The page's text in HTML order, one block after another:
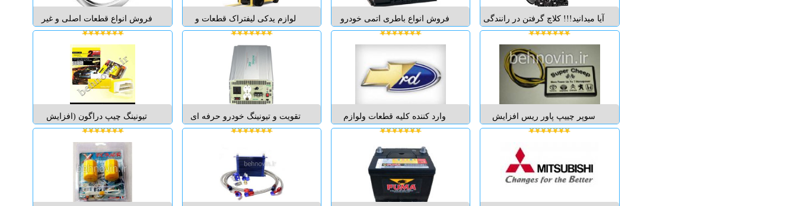
آیا میدانید!!! کلاچ گرفتن در رانندگی
بیشترین فشار و صدمه را به ناحیه
مچ پا، زانو، کمر و اعصاب شما وارد
می نماید و باعث خستگی مفرط
شما در رانندگی می گردد. مزایای
استفاده از کلاچ اتوماتیک ه...
فروش انواع باطری اتمی خودرو
های سبک و سنگین با نازلترین قیمت
و بهترین کیفیت به همراه ضمانت
- Daewoo - Hi ca- Delkor - Puma -
Singa - Indigo - Atlas - Hyundai - ...
لوازم یدکی لیفتراک قطعات و
سرویس لیفتراک سرویس انواع
لیفتراک قطعات لیفتراک دیزلی
قطعات لیفتراک گازی قطعات
لیفتراک بنزینی قطعات لیفتراک
برقی سرویس انواع لیفتراک گازی
سرویس انواع لیفت...
فروش انواع قطعات اصلی و غیر
اصلی قیمت را مقایسه کنید مجتبی
09125087482 چراغ برق پاساژ توحید
...
سوپر چییپ پاور ریس افزایش
شتاب ( پاور ریس چیست ): این
سنسور و یا دریچه ورودی هوای
موتور خودرو بسته شده و می تواند
وارد كننده كليه قطعات ولوازم
مصرفي وبدنه خودروهاي منطقه
قبول سفارش قطعات ولوازم بدنه
خودروهاي تصادفي درب ها گلگير
شيشه ها كاپوت چراغ ها سقف
موتوري و هر آنچه خودرو منط...
تقویت و تیونینگ خودرو حرفه ای
بهنوین "بازرگانی قطعات خودرو
تقویت خودرو بهنوین" تقویت ،
افزایش شتاب ، افزایش سرعت
رفع کپ و تاخیر اولیه حرکت ت...
تیونینگ چیپ دراگون (افزایش
شتاب) چیپ افزایش شتاب خودرو ،
چیپ افزایش قدرت خودرو ، چیپ
رفع کپ خودرو Dragon Tuning Chip
دارنده گواهینامه های بین المللی
/ FCC / RoHS ....